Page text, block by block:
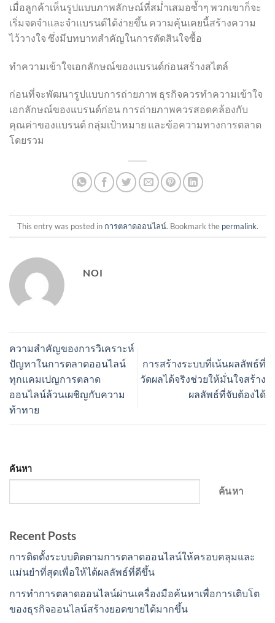
เมื่อลูกค้าเห็นรูปแบบภาพลักษณ์ที่สม่ำเสมอซ้ำๆ พวกเขาก็จะ
เริ่มจดจำและจำแบรนด์ได้ง่ายขึ้น ความคุ้นเคยนี้สร้างความ
ไว้วางใจ ซึ่งมีบทบาทสำคัญในการตัดสินใจซื้อ
ทำความเข้าใจเอกลักษณ์ของแบรนด์ก่อนสร้างสไตล์
ก่อนที่จะพัฒนารูปแบบการถ่ายภาพ ธุรกิจควรทำความเข้าใจ
เอกลักษณ์ของแบรนด์ก่อน การถ่ายภาพควรสอดคล้องกับ
คุณค่าของแบรนด์ กลุ่มเป้าหมาย และข้อความทางการตลาด
โดยรวม
This entry was posted in การตลาดออนไลน์. Bookmark the permalink.
NOI
ความสำคัญของการวิเคราะห์
ปัญหาในการตลาดออนไลน์
ทุกแคมเปญการตลาด
ออนไลน์ล้วนเผชิญกับความ
ท้าทาย
การสร้างระบบที่เน้นผลลัพธ์ที่
วัดผลได้จริงช่วยให้มั่นใจสร้าง
ผลลัพธ์ที่จับต้องได้
ค้นหา
ค้นหา
Recent Posts
การติดตั้งระบบติดตามการตลาดออนไลน์ให้ครอบคลุมและ
แม่นยำที่สุดเพื่อให้ได้ผลลัพธ์ที่ดีขึ้น
การทำการตลาดออนไลน์ผ่านเครื่องมือค้นหาเพื่อการเติบโต
ของธุรกิจออนไลน์สร้างยอดขายได้มากขึ้น